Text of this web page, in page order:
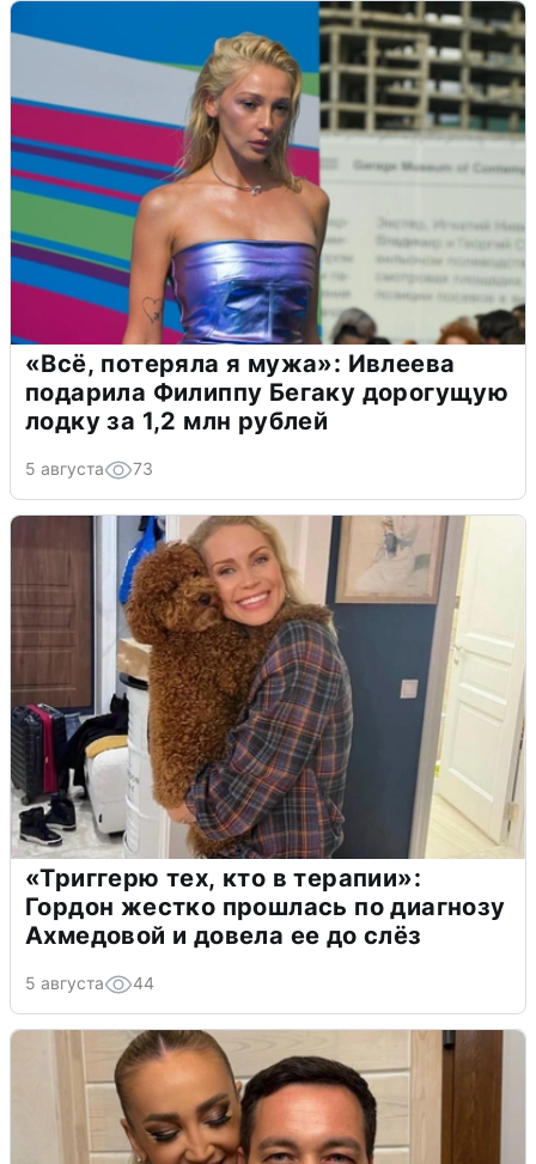
«Всё, потеряла я мужа»: Ивлеева
подарила Филиппу Бегаку дорогущую
лодку за 1,2 млн рублей
5 августа 73
«Триггерю тех, кто в терапии»:
Гордон жестко прошлась по диагнозу
Ахмедовой и довела ее до слёз
5 августа 44